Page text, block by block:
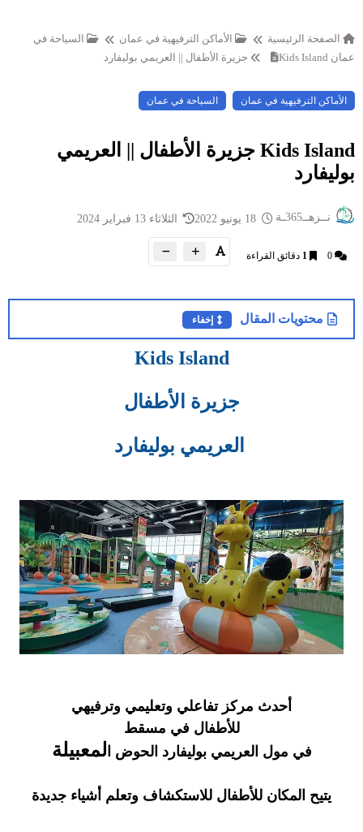
الصفحة الرئيسية الأماكن الترفيهية في عمان
السياحة في
عمان Kids Island جزيرة الأطفال || العريمي بوليفارد
الأماكن الترفيهية في عمان السياحة في عمان
Kids Island جزيرة الأطفال || العريمي
بوليفارد
نــزهــ365ـة الثلاثاء 13 فبراير 2024
0
1 دقائق القراءة
محتويات المقال إخفاء
Kids Island
جزيرة الأطفال
العريمي بوليفارد
أحدث مركز تفاعلي وتعليمي وترفيهي
للأطفال في مسقط
في مول العريمي بوليفارد الحوض ا لمعبيلة
يتيح المكان للأطفال للاستكشاف وتعلم أشياء جديدة